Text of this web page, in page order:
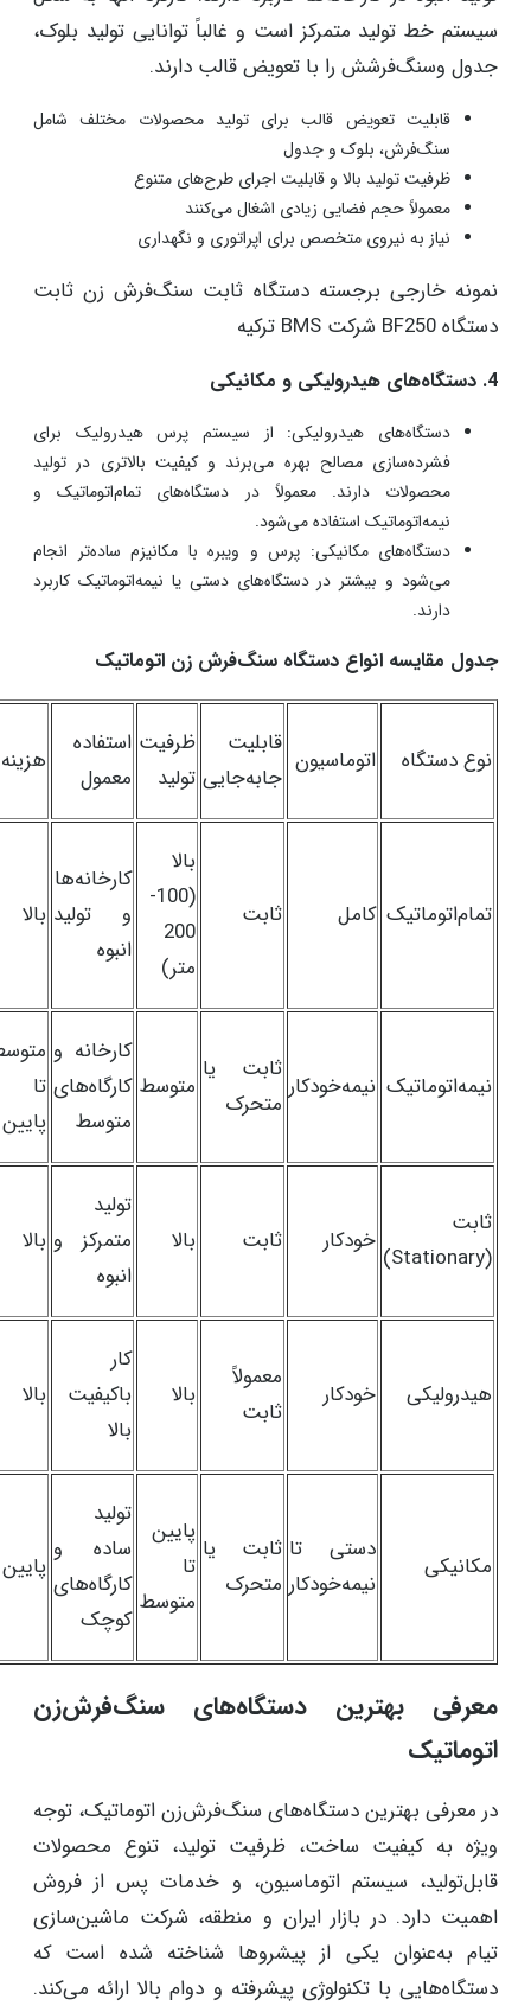
سیستم خط تولید متمرکز است و غالباً توانایی تولید بلوک،
جدول وسنگ‌فرشش را با تعویض قالب دارند.
قابلیت تعویض قالب برای تولید محصولات مختلف شامل
سنگ‌فرش، بلوک و جدول
ظرفیت تولید بالا و قابلیت اجرای طرح‌های متنوع
معمولاً حجم فضایی زیادی اشغال می‌کنند
نیاز به نیروی متخصص برای اپراتوری و نگهداری
نمونه خارجی برجسته دستگاه ثابت سنگ‌فرش زن ثابت
دستگاه BF250 شرکت BMS ترکیه
دستگاه‌های هیدرولیکی: از سیستم پرس هیدرولیک برای
فشرده‌سازی مصالح بهره می‌برند و کیفیت بالاتری در تولید
محصولات دارند. معمولاً در دستگاه‌های تمام‌اتوماتیک و
نیمه‌اتوماتیک استفاده می‌شود.
دستگاه‌های مکانیکی: پرس و ویبره با مکانیزم ساده‌تر انجام
می‌شود و بیشتر در دستگاه‌های دستی یا نیمه‌اتوماتیک کاربرد
دارند.
جدول مقایسه انواع دستگاه سنگ‌فرش زن اتوماتیک
نوع دستگاه اتوماسیون
قابلیت
جابه‌جایی
ظرفیت
تولید
استفاده
معمول
هزینه
تمام‌اتوماتیک کامل ثابت
بالا
(100-
200
متر)
کارخانه‌ها
و تولید
انبوه
بالا
نیمه‌اتوماتیک نیمه‌خودکار
ثابت یا
متحرک
متوسط
کارخانه و
کارگاه‌های
متوسط
متوسط
تا
پایین
ثابت
خودکار ثابت بالا
تولید
متمرکز و
انبوه
بالا
هیدرولیکی خودکار
معمولاً
ثابت
بالا
کار
باکیفیت
بالا
بالا
مکانیکی
دستی تا
نیمه‌خودکار
ثابت یا
متحرک
پایین
تا
متوسط
تولید
ساده و
کارگاه‌های
کوچک
پایین
معرفی بهترین دستگاه‌های سنگ‌فرش‌زن
اتوماتیک
در معرفی بهترین دستگاه‌های سنگ‌فرش‌زن اتوماتیک، توجه
ویژه به کیفیت ساخت، ظرفیت تولید، تنوع محصولات
قابل‌تولید، سیستم اتوماسیون، و خدمات پس از فروش
اهمیت دارد. در بازار ایران و منطقه، شرکت ماشین‌سازی
تیام به‌عنوان یکی از پیشروها شناخته شده است که
دستگاه‌هایی با تکنولوژی پیشرفته و دوام بالا ارائه می‌کند.